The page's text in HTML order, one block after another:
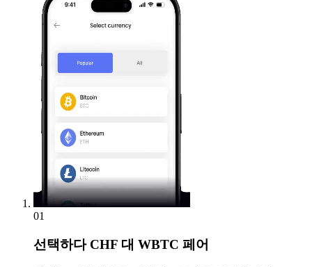
01
선택하다CHF 대 WBTC 페어